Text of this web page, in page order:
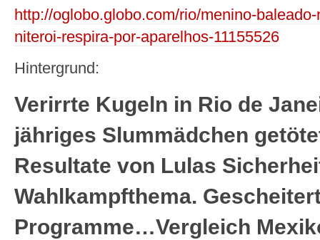
http://oglobo.globo.com/rio/menino-
niteroi-respira-por-aparelhos-11155526
Hintergrund:
Verirrte Kugeln in Rio de
jähriges Slummädchen
Resultate von Lulas
Wahlkampfthema.
Programme…Vergleich